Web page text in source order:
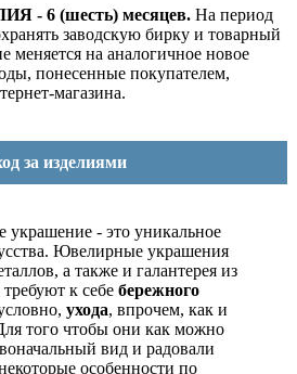
- 6 (шесть) месяцев. На период
заводскую бирку и товарный
меняется на аналогичное новое
понесенные покупателем,
магазина.
за изделиями
- это уникальное
Ювелирные украшения
а также и галантерея из
к себе бережного
ухода, впрочем, как и
того чтобы они как можно
вид и радовали
особенности по